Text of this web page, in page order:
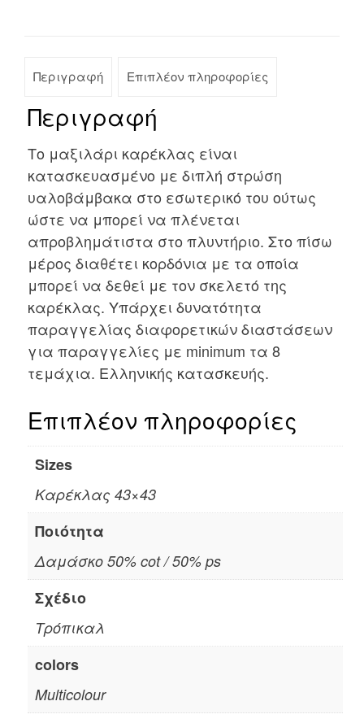
Περιγραφή Επιπλέον πληροφορίες
Περιγραφή
Το μαξιλάρι καρέκλας είναι
κατασκευασμένο με διπλή στρώση
υαλοβάμβακα στο εσωτερικό του ούτως
ώστε να μπορεί να πλένεται
απροβλημάτιστα στο πλυντήριο. Στο πίσω
μέρος διαθέτει κορδόνια με τα οποία
μπορεί να δεθεί με τον σκελετό της
καρέκλας. Υπάρχει δυνατότητα
παραγγελίας διαφορετικών διαστάσεων
για παραγγελίες με minimum τα 8
τεμάχια. Ελληνικής κατασκευής.
Επιπλέον πληροφορίες
Sizes
Καρέκλας 43×43
Ποιότητα
Δαμάσκο 50% cot / 50% ps
Σχέδιο
Τρόπικαλ
colors
Multicolour